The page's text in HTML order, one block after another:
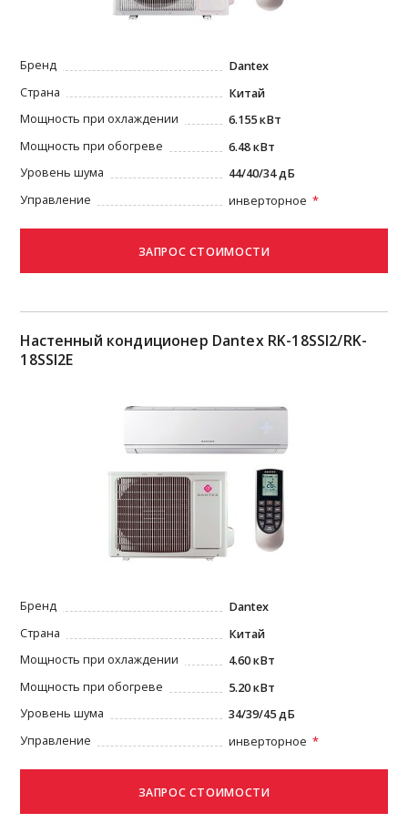
Бренд
Dantex
Страна
Китай
Мощность при охлаждении
6.155 кВт
Мощность при обогреве
6.48 кВт
Уровень шума
44/40/34 дБ
Управление
инверторное
Настенный кондиционер Dantex RK-18SSI2/RK-
18SSI2E
Бренд
Dantex
Страна
Китай
Мощность при охлаждении
4.60 кВт
Мощность при обогреве
5.20 кВт
Уровень шума
34/39/45 дБ
Управление
инверторное